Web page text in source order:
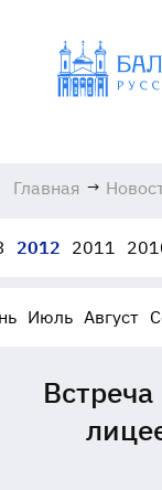
Главная →
2012 2011
Июль Август